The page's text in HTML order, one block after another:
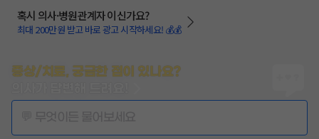
혹시 의사·병원관계자 이신가요?
최대 200만원 받고 바로 광고 시작하세요! 💰💰
증상/치료, 궁금한 점이 있나요?